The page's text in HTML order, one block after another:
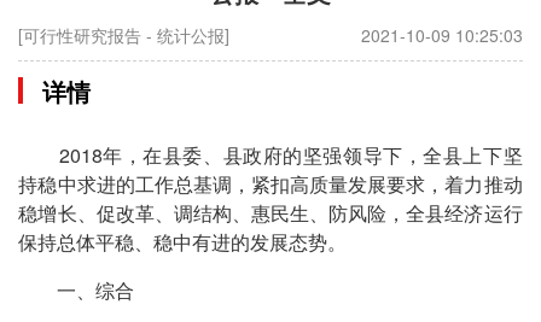
[可行性研究报告 - 统计公报] 2021-10-09 10:25:03
详情
2018年，在县委、县政府的坚强领导下，全县上下坚
持稳中求进的工作总基调，紧扣高质量发展要求，着力推动
稳增长、促改革、调结构、惠民生、防风险，全县经济运行
保持总体平稳、稳中有进的发展态势。
一、综合